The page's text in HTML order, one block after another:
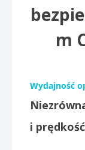
m
Wydajność
i